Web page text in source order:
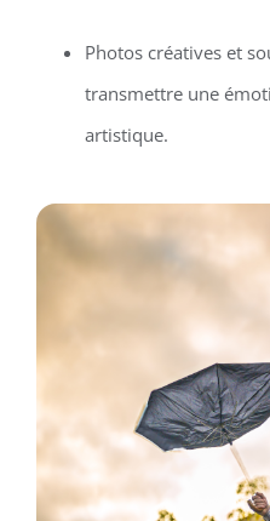
Photos créatives et
transmettre une
artistique.